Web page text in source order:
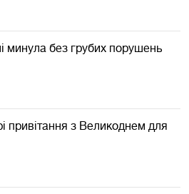
минула без грубих порушень
привітання з Великоднем для